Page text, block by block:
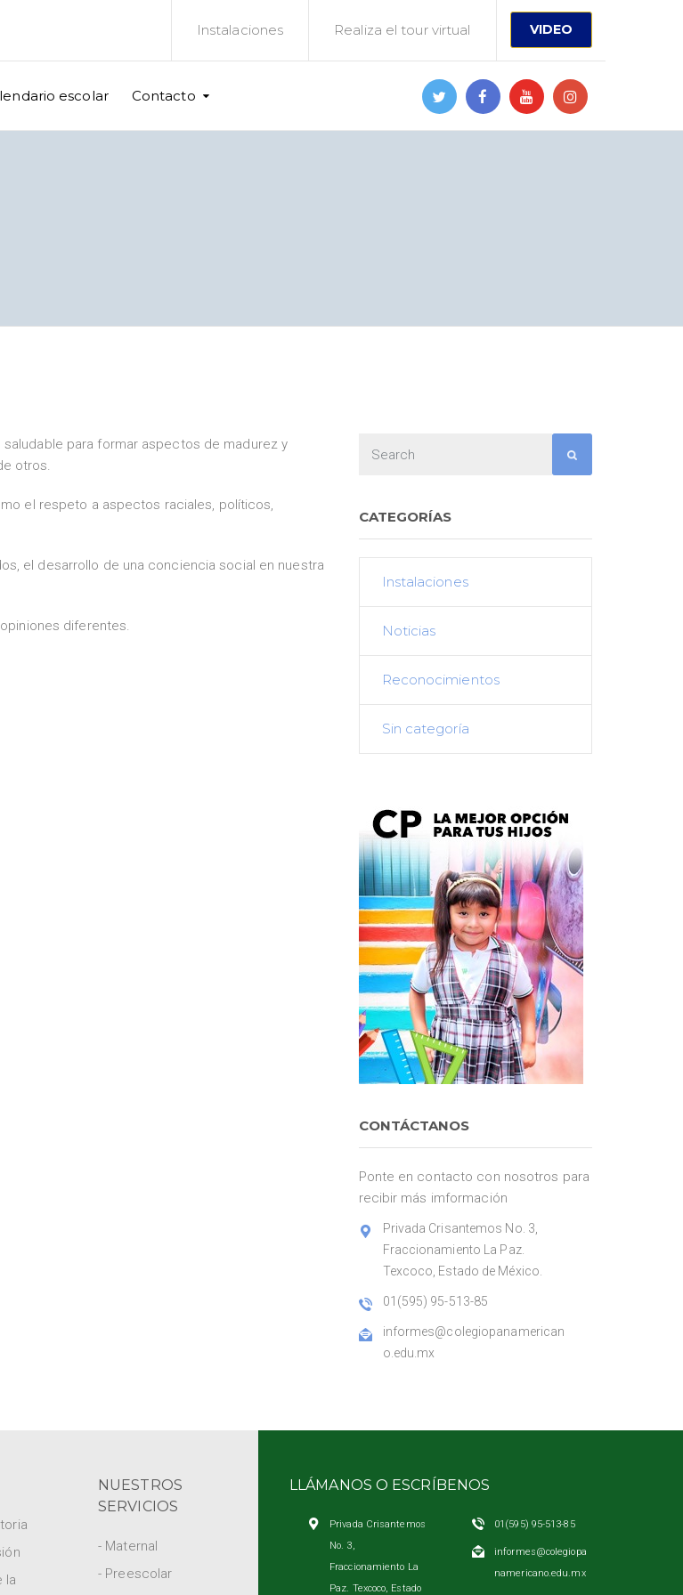
VIDEO
Instalaciones Realiza el tour virtual
escolar Contacto
para formar aspectos de madurez y
otros.
el respeto a aspectos raciales, políticos,
el desarrollo de una conciencia social en nuestra
diferentes.
CATEGORÍAS
Instalaciones
Noticias
Reconocimientos
Sin categoría
CONTÁCTANOS
Ponte en contacto con nosotros para
recibir más imformación
Privada Crisantemos No. 3,
Fraccionamiento La Paz.
Texcoco, Estado de México.
01(595) 95-513-85
informes@colegiopanamerican
o.edu.mx
la
NUESTROS
SERVICIOS
- Maternal
- Preescolar
LLÁMANOS O ESCRÍBENOS
Privada Crisantemos
No. 3,
Fraccionamiento La
Paz. Texcoco, Estado
01(595) 95-513-85
informes@colegiopa
namericano.edu.mx